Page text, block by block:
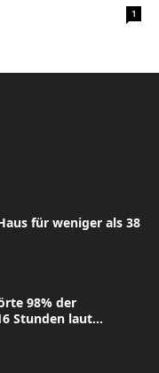
1
für weniger als 38
98% der
Stunden laut...